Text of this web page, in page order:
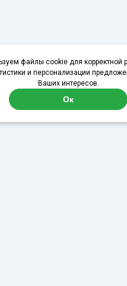
файлы cookie для корректной
и персонализации
Ваших интересов.
Ок